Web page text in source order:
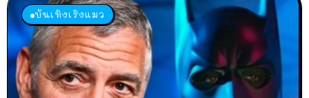
บันเทิงเริงแมว